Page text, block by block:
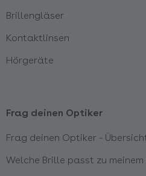
Brillengläser
Kontaktlinsen
Hörgeräte
Frag deinen Optiker
Frag deinen Optiker -
Welche Brille passt zu